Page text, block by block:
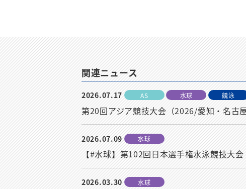
関連ニュース
2026.07.17 AS 水球 競泳
第20回アジア競技大会（2026/愛知・名古
2026.07.09 水球
【#水球】第102回日本選手権水泳競技大
2026.03.30 水球